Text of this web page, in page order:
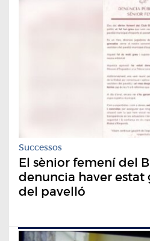
Successos
El sènior femení del
denuncia haver estat
del pavelló